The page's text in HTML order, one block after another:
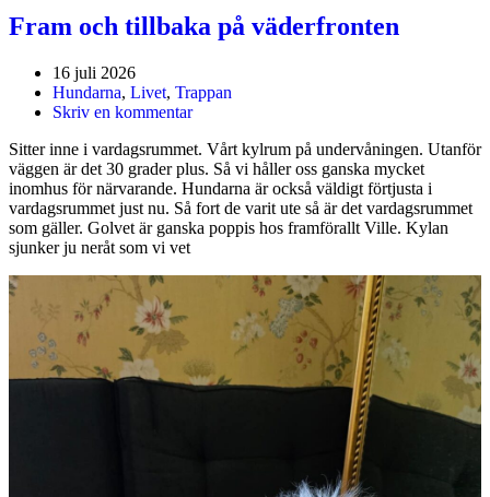
Fram och tillbaka på väderfronten
16 juli 2026
Hundarna, Livet, Trappan
Skriv en kommentar
Sitter inne i vardagsrummet. Vårt kylrum på undervåningen. Utanför
väggen är det 30 grader plus. Så vi håller oss ganska mycket
inomhus för närvarande. Hundarna är också väldigt förtjusta i
vardagsrummet just nu. Så fort de varit ute så är det vardagsrummet
som gäller. Golvet är ganska poppis hos framförallt Ville. Kylan
sjunker ju neråt som vi vet